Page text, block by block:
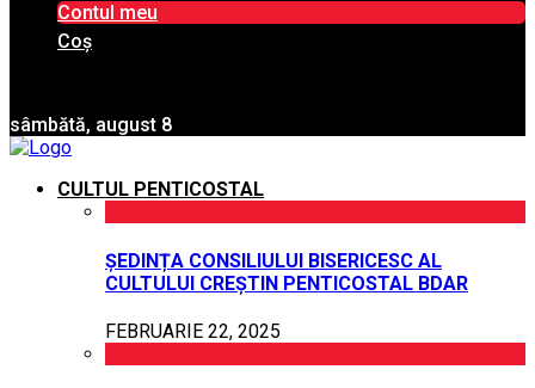
Contul meu
Coș
sâmbătă, august 8
CULTUL PENTICOSTAL
ȘEDINȚA CONSILIULUI BISERICESC AL
CULTULUI CREȘTIN PENTICOSTAL BDAR
FEBRUARIE 22, 2025